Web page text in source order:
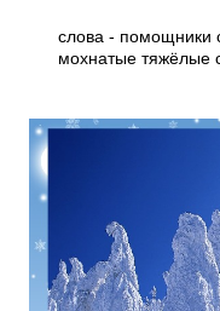
слова - помощники
мохнатые тяжёлые